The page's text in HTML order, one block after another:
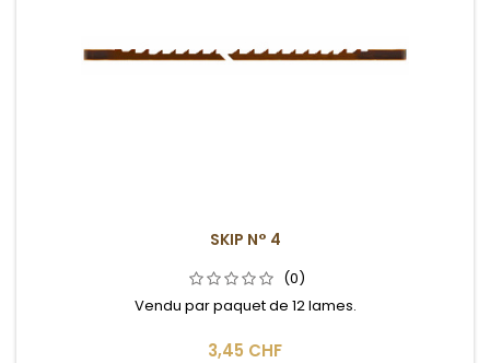
SKIP N° 4
(0)
Vendu par paquet de 12 lames.
3,45 CHF